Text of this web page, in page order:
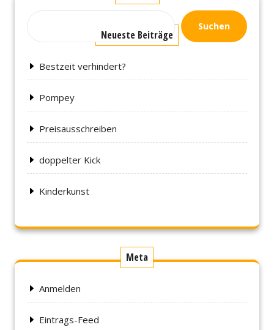
Suchen
Neueste Beiträge
Bestzeit verhindert?
Pompey
Preisausschreiben
doppelter Kick
Kinderkunst
Meta
Anmelden
Eintrags-Feed